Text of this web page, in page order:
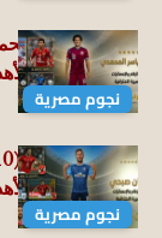
نجوم مصرية
والإحصائيات
نجوم مصرية
والإحصائيات